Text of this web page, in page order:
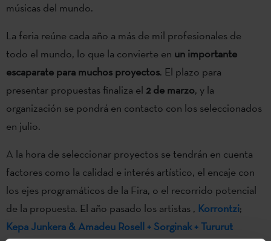
músicas del mundo.
La feria reúne cada año a más de mil profesionales de
todo el mundo, lo que la convierte en un importante
escaparate para muchos proyectos. El plazo para
presentar propuestas finaliza el 2 de marzo, y la
organización se pondrá en contacto con los seleccionados
en julio.
A la hora de seleccionar proyectos se tendrán en cuenta
factores como la calidad e interés artístico, el encaje con
los ejes programáticos de la Fira, o el recorrido potencial
de la propuesta. El año pasado los artistas , Korrontzi;
Kepa Junkera & Amadeu Rosell + Sorginak + Tururut